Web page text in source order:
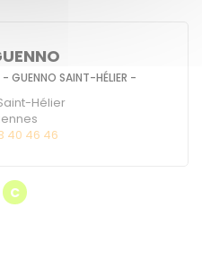
- GUENNO SAINT-HÉLIER -
Hélier
40 46 46
C